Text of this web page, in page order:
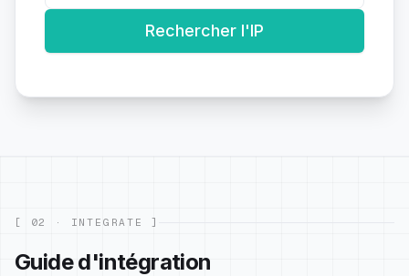
Rechercher l'IP
[ 02 · INTEGRATE ]
Guide d'intégration